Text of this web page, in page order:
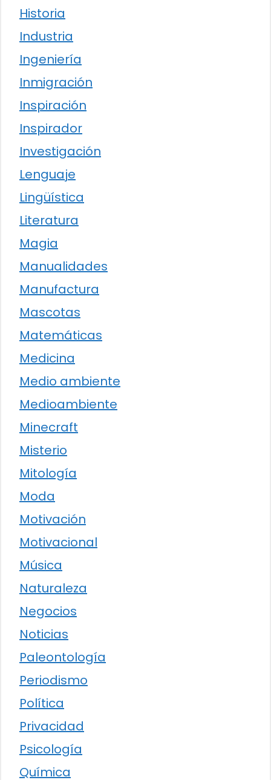
Historia
Industria
Ingeniería
Inmigración
Inspiración
Inspirador
Investigación
Lenguaje
Lingüística
Literatura
Magia
Manualidades
Manufactura
Mascotas
Matemáticas
Medicina
Medio ambiente
Medioambiente
Minecraft
Misterio
Mitología
Moda
Motivación
Motivacional
Música
Naturaleza
Negocios
Noticias
Paleontología
Periodismo
Política
Privacidad
Psicología
Química